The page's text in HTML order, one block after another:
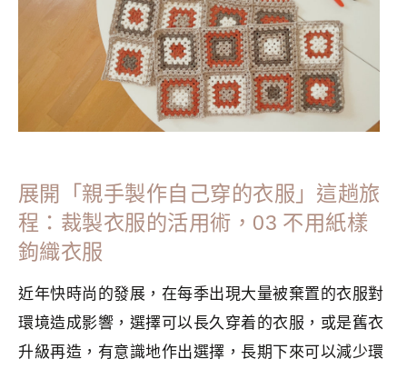
展開「親手製作自己穿的衣服」這趟旅
程：裁製衣服的活用術，03 不用紙樣
鉤織衣服
近年快時尚的發展，在每季出現大量被棄置的衣服對
環境造成影響，選擇可以長久穿着的衣服，或是舊衣
升級再造，有意識地作出選擇，長期下來可以減少環